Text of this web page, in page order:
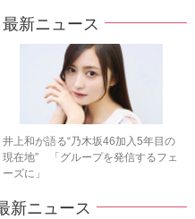
新ニュース
井上和が語る“乃木坂46加入5年目の
現在地” 「グループを発信するフェ
ーズに」
新ニュース